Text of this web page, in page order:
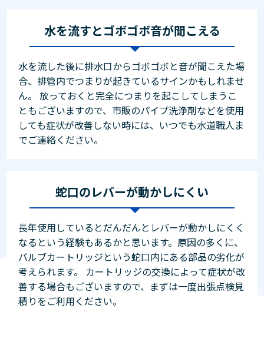
水を流すとゴボゴボ音が聞こえる
水を流した後に排水口からゴボゴボと音が聞こえた場
合、排管内でつまりが起きているサインかもしれませ
ん。 放っておくと完全につまりを起こしてしまうこ
ともございますので、市販のパイプ洗浄剤などを使用
しても症状が改善しない時には、いつでも水道職人ま
でご連絡ください。
蛇口のレバーが動かしにくい
長年使用しているとだんだんとレバーが動かしにくく
なるという経験もあるかと思います。原因の多くに、
バルブカートリッジという蛇口内にある部品の劣化が
考えられます。 カートリッジの交換によって症状が改
善する場合もございますので、まずは一度出張点検見
積りをご利用ください。